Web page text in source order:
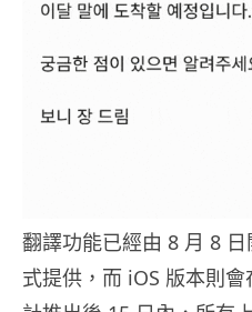
翻譯功能已經由 8 月 8
式提供，而 iOS 版本則